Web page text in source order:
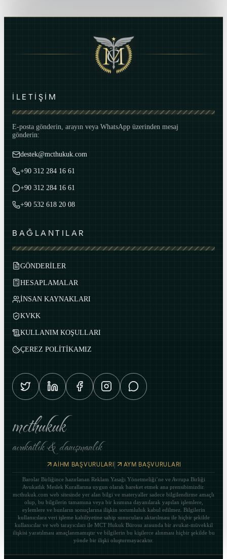
İLETİŞİM
E-posta gönderin, arayın veya WhatsApp üzerinden mesaj
gönderin:
destek@mcthukuk.com
+90 312 284 16 61
+90 312 284 16 61
+90 532 618 20 08
BAĞLANTILAR
GÖNDERİLER
HESAPLAMALAR
İNSAN KAYNAKLARI
KVKK
KULLANIM KOŞULLARI
ÇEREZ POLİTİKAMIZ
mcthukuk
avukatlık & danışmanlık
AİHM BAŞVURULARI| AYM BAŞVURULARI
Barolar Birliğince hazırlanan Reklam Yasağı Yönetmeliği’ne ve Avrupa Birliği
Avukatlık Meslek Kurallarına uygun olarak hareket etmek ana prensibimizdir.
mcthukuk.com web sitesinde yer alan bilgi ve materyaller sadece bilgilendirme amaçlı
olup, bu bilgilerin tamamına veya bir kısmına dayanılarak yapılan işlemlere,
eylemlere ve bunların sonuçlarına ilişkin sorumluluk kabul edilmez. Bilgilerin
kullanıcılara veri işleme kabiliyetine sahip sunuculara aktarılması ile hiçbir şekilde
kullanıcılar ve web tarayıcıları ile MCT Hukuk Bürosu arasında bir avukat-müvekkil
ilişkisi yaratılması amaçlanmamıştır ve bilgilerin bu kişilerce alınması hiçbir şekilde bu
yönde bir ilişki oluşturmayacaktır.